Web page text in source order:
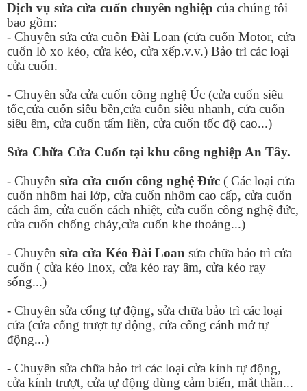
Dịch vụ sửa cửa cuốn chuyên nghiệp của chúng tôi
bao gồm:
- Chuyên sửa cửa cuốn Đài Loan (cửa cuốn Motor, cửa
cuốn lò xo kéo, cửa kéo, cửa xếp.v.v.) Bảo trì các loại
cửa cuốn.
- Chuyên sửa cửa cuốn công nghệ Úc (cửa cuốn siêu
tốc,cửa cuốn siêu bền,cửa cuốn siêu nhanh, cửa cuốn
siêu êm, cửa cuốn tấm liền, cửa cuốn tốc độ cao...)
Sửa Chữa Cửa Cuốn tại khu công nghiệp An Tây.
- Chuyên sửa cửa cuốn công nghệ Đức ( Các loại cửa
cuốn nhôm hai lớp, cửa cuốn nhôm cao cấp, cửa cuốn
cách âm, cửa cuốn cách nhiệt, cửa cuốn công nghệ đức,
cửa cuốn chống cháy,cửa cuốn khe thoáng...)
- Chuyên sửa cửa Kéo Đài Loan sửa chữa bảo trì cửa
cuốn ( cửa kéo Inox, cửa kéo ray âm, cửa kéo ray
sống...)
- Chuyên sửa cổng tự động, sửa chữa bảo trì các loại
cửa (cửa cổng trượt tự động, cửa cổng cánh mở tự
động...)
- Chuyên sửa chữa bảo trì các loại cửa kính tự động,
cửa kính trượt, cửa tự động dùng cảm biến, mắt thần...